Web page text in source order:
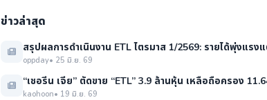
ข่าวล่าสุด
สรุปผลการดำเนินงาน ETL ไตรมาส 1/2569: รายได้พุ่งแรง
oppday• 25 มิ.ย. 69
“เชอรีน เจีย” ตัดขาย “ETL” 3.9 ล้านหุ้น เหลือถือครอง
kaohoon• 19 มิ.ย. 69